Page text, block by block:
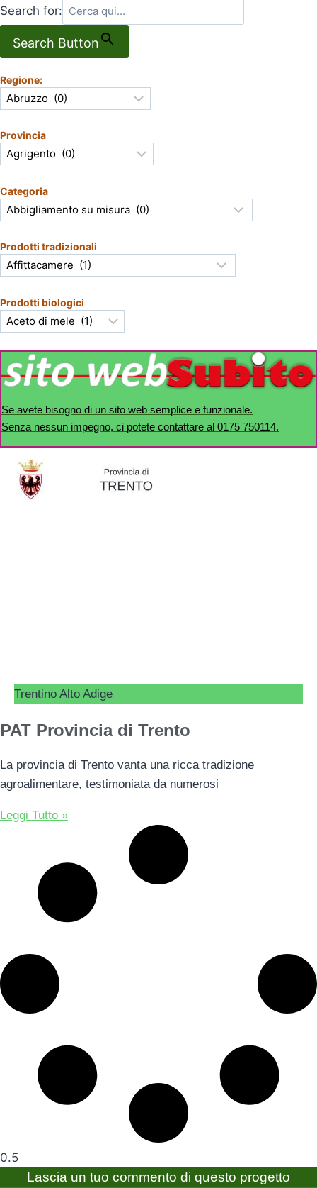
Search for:
Search Button
Regione:
Provincia
Categoria
Prodotti tradizionali
Prodotti biologici
Se avete bisogno di un sito web semplice e funzionale.
Senza nessun impegno, ci potete contattare al 0175 750114.
Trentino Alto Adige
PAT Provincia di Trento
La provincia di Trento vanta una ricca tradizione
agroalimentare, testimoniata da numerosi
Leggi Tutto »
Lascia un tuo commento di questo progetto